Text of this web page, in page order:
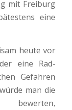
mit Freiburg
eine
heute vor
eine Rad-
Gefahren
man die
bewerten,